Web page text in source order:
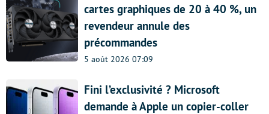
cartes graphiques de 20 à 40 %, un
revendeur annule des
précommandes
5 août 2026 07:09
Fini l’exclusivité ? Microsoft
demande à Apple un copier-coller